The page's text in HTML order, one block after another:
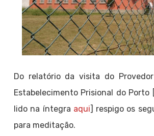
Do relatório da visita do
Estabelecimento Prisional do Porto
lido na íntegra aqui ] respigo os
para meditação.